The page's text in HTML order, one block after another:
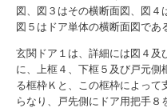
図、図３はその横断面図、図４
図５はドア単体の横断面図であ
玄関ドア１は、詳細には図４及
に、上框４、下框５及び戸元側
る框枠Ｋと、この框枠によって
らなり、戸先側にドア用把手８